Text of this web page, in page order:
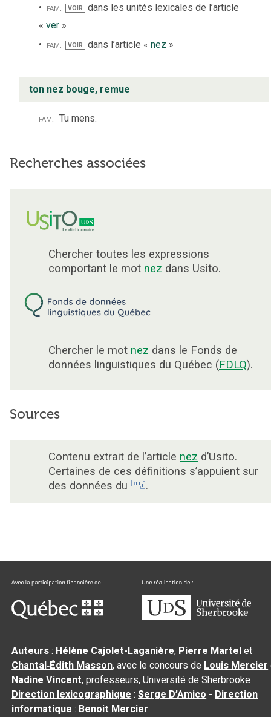
fam. VOIR
dans les unités lexicales de l’article
« ver »
fam.
VOIR dans l’article « nez »
ton nez bouge, remue
fam. Tu mens.
Recherches associées
Chercher toutes les expressions
comportant le mot nez dans Usito.
Chercher le mot nez dans le Fonds de
données linguistiques du Québec (FDLQ).
Sources
Contenu extrait de l’article nez d’Usito.
Certaines de ces définitions s’appuient sur
des données du
.
Auteurs : Hélène Cajolet-Laganière, Pierre Martel et
Chantal‑Édith Masson, avec le concours de Louis Mercier
Nadine Vincent, professeurs, Université de Sherbrooke
Direction lexicographique :Serge D’Amico - Direction
informatique : Benoit Mercier